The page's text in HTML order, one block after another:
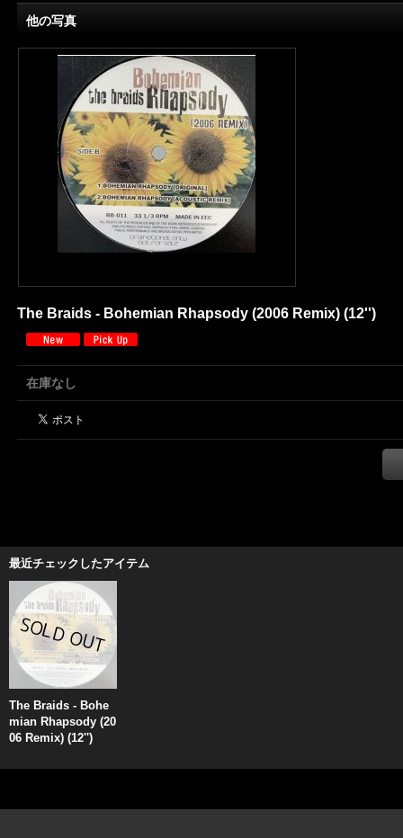
他の写真
The Braids - Bohemian Rhapsody (2006 Remix) (12'')
在庫なし
最近チェックしたアイテム
The Braids - Bohe
mian Rhapsody (20
06 Remix) (12'')